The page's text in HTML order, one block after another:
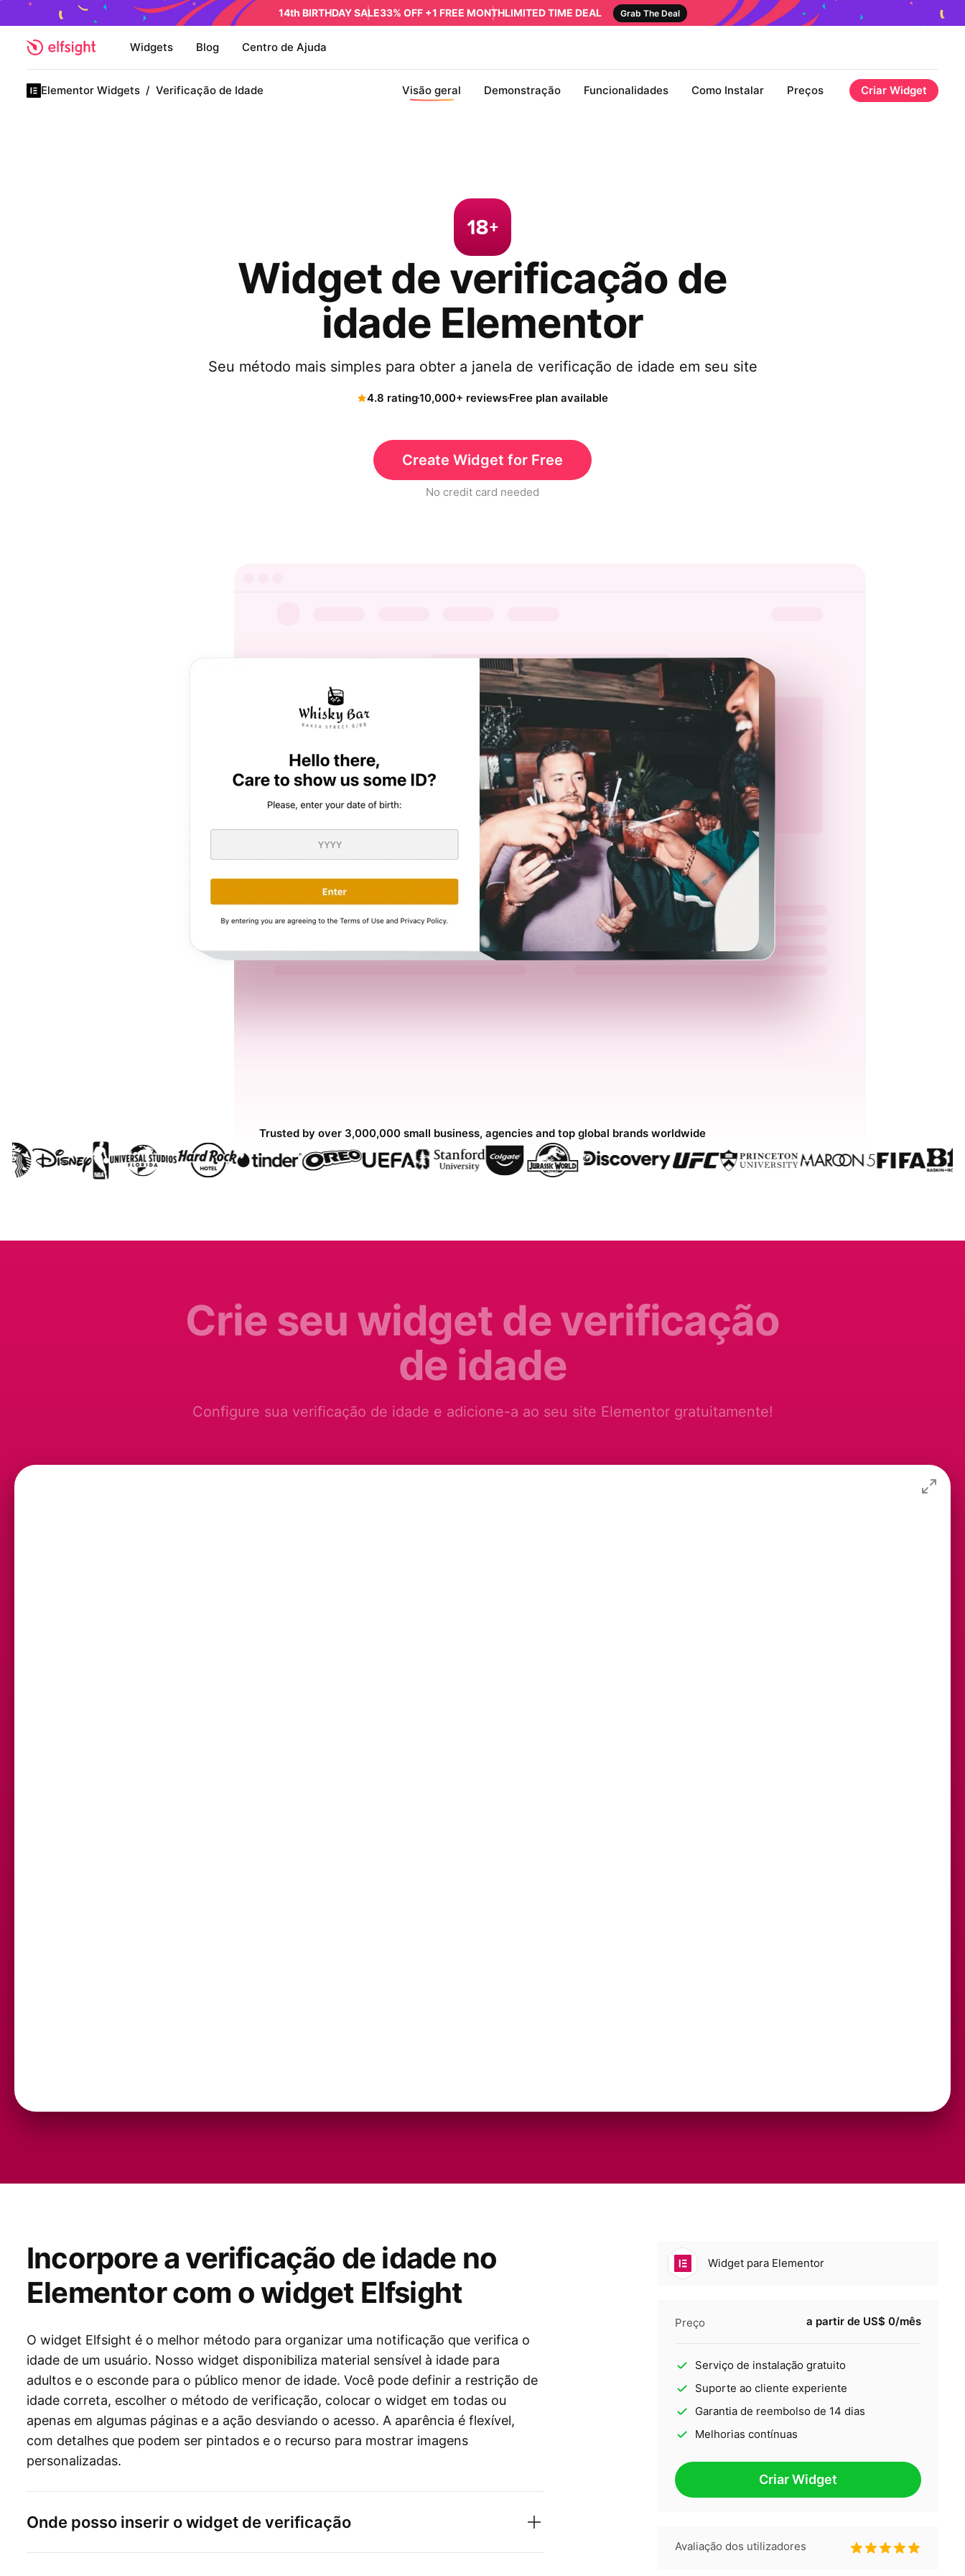
14th BIRTHDAY SALE33% OFF +1 FREE MONTHLIMITED TIME DEAL Grab The Deal
Widgets Blog Centro de Ajuda
Elementor Widgets / Verificação de Idade Visão geral Demonstração Funcionalidades Como Instalar Preços Criar Widget
Widget de verificação de
idade Elementor
Seu método mais simples para obter a janela de verificação de idade em seu site
4.8 rating10,000+ reviewsFree plan available
Create Widget for Free
No credit card needed
Trusted by over 3,000,000 small business, agencies and top global brands worldwide
Crie seu widget de verificação
de idade
Configure sua verificação de idade e adicione-a ao seu site Elementor gratuitamente!
Incorpore a verificação de idade no
Elementor com o widget Elfsight
O widget Elfsight é o melhor método para organizar uma notificação que verifica o
idade de um usuário. Nosso widget disponibiliza material sensível à idade para
adultos e o esconde para o público menor de idade. Você pode definir a restrição de
idade correta, escolher o método de verificação, colocar o widget em todas ou
apenas em algumas páginas e a ação desviando o acesso. A aparência é flexível,
com detalhes que podem ser pintados e o recurso para mostrar imagens
personalizadas.
Onde posso inserir o widget de verificação
Widget para Elementor
Preço a partir de US$ 0/mês
Serviço de instalação gratuito
Suporte ao cliente experiente
Garantia de reembolso de 14 dias
Melhorias contínuas
Criar Widget
Avaliação dos utilizadores